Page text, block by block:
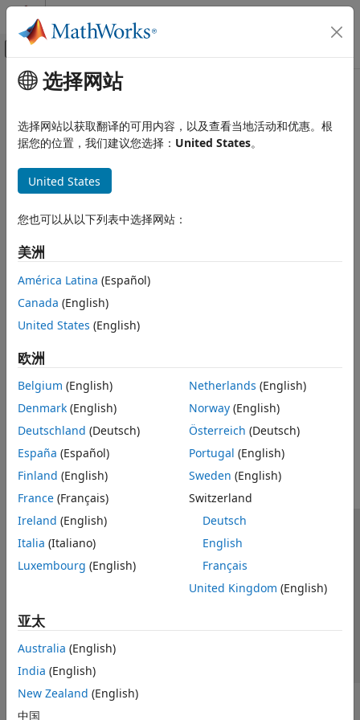
跳到内容
画布外导航菜单切换
文档主页
Stateflow
图仿真语义
图语义基础知识
图执行
事件语义
主要内容
图语义基础知识
了解 Stateflow®对象之间的交互
主题
Stateflow Semantics
图执行的类型
非激活图、激活图和休眠图的语义。
Stateflow 对象在执行期间如何交互
通过使用状态、转移和事件高效地为图建模。
本页内容对您有帮助吗？
选择网站
选择网站以获取翻译的可用内容，以及查看当地活动和优惠。根
据您的位置，我们建议您选择： United States。
United States
您也可以从以下列表中选择网站：
美洲
América Latina (Español)
Canada (English)
United States (English)
欧洲
Belgium (English)
Denmark (English)
Deutschland (Deutsch)
España (Español)
Finland (English)
France (Français)
Ireland (English)
Italia (Italiano)
Luxembourg (English)
Netherlands (English)
Norway(English)
Österreich (Deutsch)
Portugal (English)
Sweden (English)
Switzerland
Deutsch
English
Français
United Kingdom (English)
亚太
Australia (English)
India (English)
New Zealand (English)
中国
信任中心 商标 防盗版
应用程序状态
联系我们
© 1994-2026 The MathWorks, Inc.
选择网站
中国